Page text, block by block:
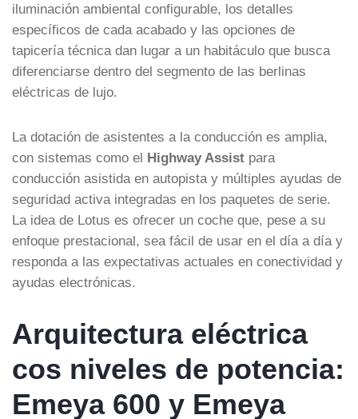
iluminación ambiental configurable, los detalles
específicos de cada acabado y las opciones de
tapicería técnica dan lugar a un habitáculo que busca
diferenciarse dentro del segmento de las berlinas
eléctricas de lujo.
La dotación de asistentes a la conducción es amplia,
con sistemas como el Highway Assist para
conducción asistida en autopista y múltiples ayudas de
seguridad activa integradas en los paquetes de serie.
La idea de Lotus es ofrecer un coche que, pese a su
enfoque prestacional, sea fácil de usar en el día a día y
responda a las expectativas actuales en conectividad y
ayudas electrónicas.
Arquitectura eléctrica
cos niveles de potencia:
Emeya 600 y Emeya